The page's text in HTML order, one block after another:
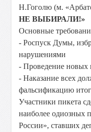
Н.Гоголю (м.
НЕ ВЫБИРАЛИ!»
Основные
- Роспуск Думы,
нарушениями
- Проведение новых
- Наказание всех
фальсификацию
Участники пикета
наиболее одиозных
России», ставших